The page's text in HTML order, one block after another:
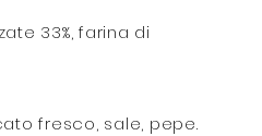
33%, farina di
fresco, sale, pepe.